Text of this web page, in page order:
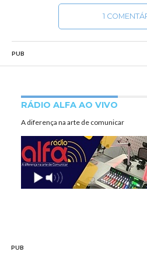
1
PUB
RÁDIO ALFA AO VIVO
A diferença na arte de comunicar
PUB